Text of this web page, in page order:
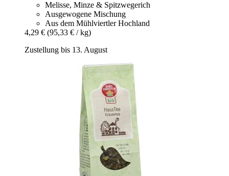
Melisse, Minze & Spitzwegerich
Ausgewogene Mischung
Aus dem Mühlviertler Hochland
4,29 € (95,33 € / kg)
Zustellung bis 13. August